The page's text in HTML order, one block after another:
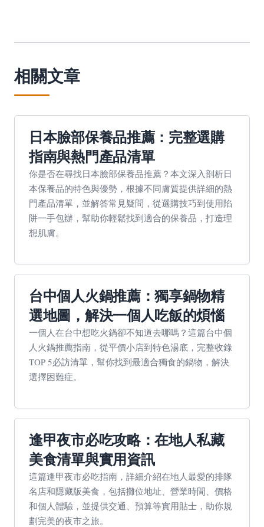
相關文章
日本臉部保養品推薦：完整選購
指南與熱門產品清單
你是否在尋找日本臉部保養品推薦？本文深入剖析日
本保養品的特色與優勢，根據不同膚質提供詳細的熱
門產品清單，並解答常見疑問，從選購技巧到使用陷
阱一手包辦，幫助你輕鬆找到適合的保養品，打造理
想肌膚。
台中個人火鍋推薦：獨享鍋物精
選地圖，解決一個人吃飯的煩惱
一個人在台中想吃火鍋卻不知道去哪嗎？這篇台中個
人火鍋推薦指南，從平價小店到特色湯底，完整收錄
TOP 5必訪清單，幫你找到最適合獨食的鍋物，解決
選擇困難症。
逢甲夜市必吃攻略：在地人私藏
美食清單與實用資訊
這篇逢甲夜市必吃指南，詳細介紹在地人最愛的排隊
名店和隱藏版美食，包括攤位地址、營業時間、價格
和個人體驗，並提供交通、預算等實用貼士，助你規
劃完美的夜市之旅。